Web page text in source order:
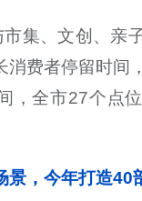
市集、文创、亲
消费者停留时间
，全市27个点
景，今年打造40